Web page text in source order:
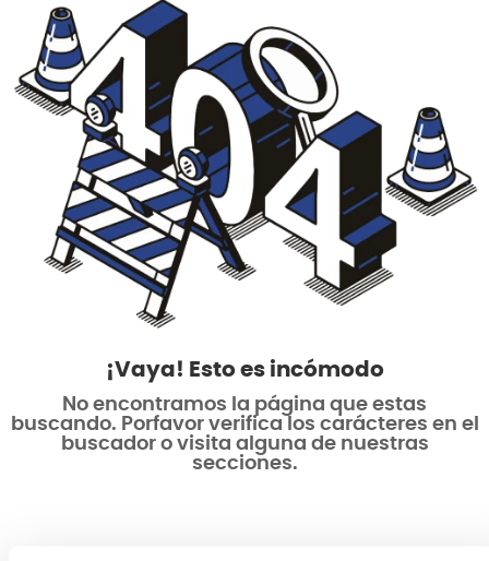
¡Vaya! Esto es incómodo
No encontramos la página que estas
buscando. Porfavor verifica los carácteres en el
buscador o visita alguna de nuestras
secciones.